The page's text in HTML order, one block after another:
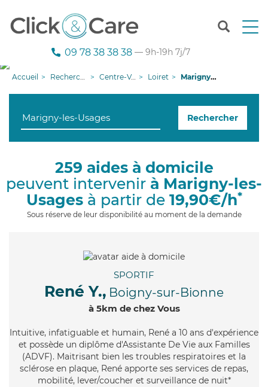
T
n
g
i
09 78 38 38 38 — 9h-19h 7j/7
Accueil Recherche aide à domicile Centre-Val de Loire Loiret Marigny-les-Usages
Rechercher
259 aides à domicile
peuvent intervenir à Marigny-les-
Usagesà partir de 19,90€/h*
Sous réserve de leur disponibilité au moment de la demande
SPORTIF
René Y., Boigny-sur-Bionne
à 5km de chez Vous
Intuitive, infatiguable et humain, René a 10 ans d'expérience
et possède un diplôme d'Assistante De Vie aux Familles
(ADVF). Maitrisant bien les troubles respiratoires et la
sclérose en plaque, René apporte ses services de repas,
mobilité, lever/coucher et surveillance de nuit*